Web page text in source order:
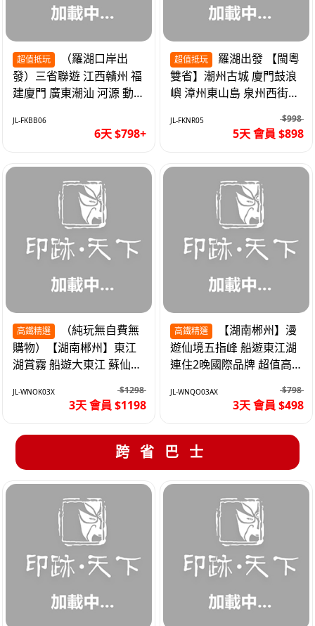
超值抵玩
發）三省聯遊 江西贛州 福
建廈門 廣東潮汕 河源 動車
JL-FKBB06
6天 $798+
超值抵玩
雙省】潮州古城 廈門鼓浪
嶼 漳州東山島 泉州西街
超值抵玩5天
JL-FKNR05 $998
5天 會員 $898
高鐵精選
購物）【湖南郴州】東江
湖賞霧 船遊大東江 蘇仙嶺
JL-WNOK03X $1298
3天 會員 $1198
高鐵精選
遊仙境五指峰 船遊東江湖
連住2晚國際品牌 超值高
JL-WNQO03AX $798
3天 會員 $498
跨省巴士